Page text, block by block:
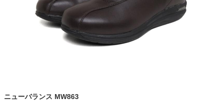
ニューバランス MW863